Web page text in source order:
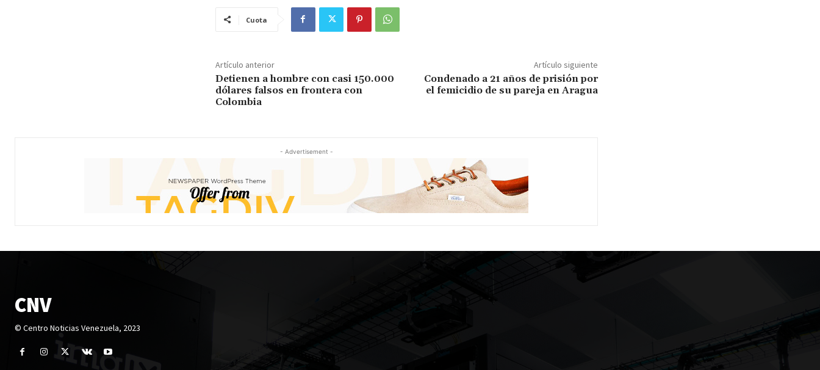
Cuota
Artículo anterior
Detienen a hombre con casi 150.000
dólares falsos en frontera con
Colombia
Artículo siguiente
Condenado a 21 años de prisión por
el femicidio de su pareja en Aragua
- Advertisement -
CNV
© Centro Noticias Venezuela, 2023